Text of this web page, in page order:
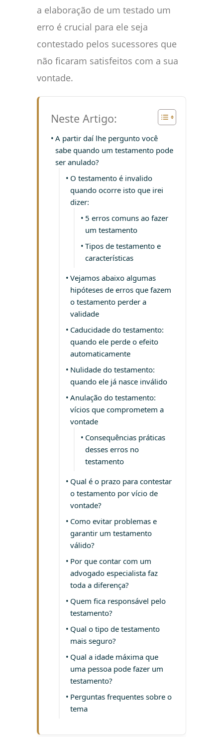
a elaboração de um testado um
erro é crucial para ele seja
contestado pelos sucessores que
não ficaram satisfeitos com a sua
vontade.
Neste Artigo:
A partir daí lhe pergunto você
sabe quando um testamento pode
ser anulado?
O testamento é invalido
quando ocorre isto que irei
dizer:
5 erros comuns ao fazer
um testamento
Tipos de testamento e
características
Vejamos abaixo algumas
hipóteses de erros que fazem
o testamento perder a
validade
Caducidade do testamento:
quando ele perde o efeito
automaticamente
Nulidade do testamento:
quando ele já nasce inválido
Anulação do testamento:
vícios que comprometem a
vontade
Consequências práticas
desses erros no
testamento
Qual é o prazo para contestar
o testamento por vício de
vontade?
Como evitar problemas e
garantir um testamento
válido?
Por que contar com um
advogado especialista faz
toda a diferença?
Quem fica responsável pelo
testamento?
Qual o tipo de testamento
mais seguro?
Qual a idade máxima que
uma pessoa pode fazer um
testamento?
Perguntas frequentes sobre o
tema